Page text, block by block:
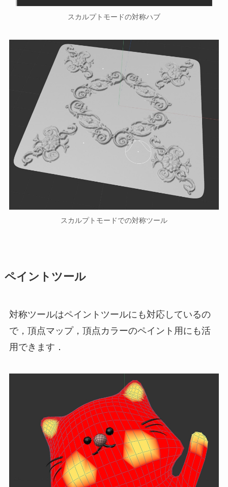
スカルプトモードの対称ハブ
スカルプトモードでの対称ツール
ペイントツール
対称ツールはペイントツールにも対応しているの
で，頂点マップ，頂点カラーのペイント用にも活
用できます．